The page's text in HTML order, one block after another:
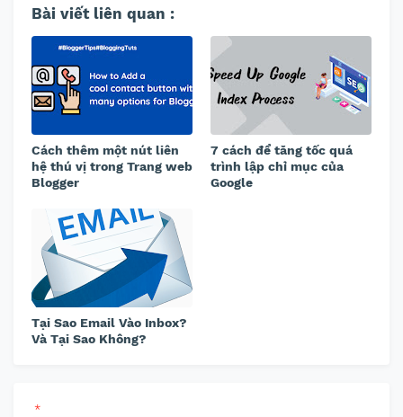
Bài viết liên quan :
Cách thêm một nút liên
hệ thú vị trong Trang web
Blogger
7 cách để tăng tốc quá
trình lập chỉ mục của
Google
Tại Sao Email Vào Inbox?
Và Tại Sao Không?
*